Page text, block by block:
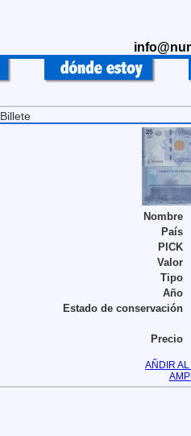
Billete
Nombre
País
PICK
Valor
Tipo
Año
Estado de conservación
Precio
AÑDIR